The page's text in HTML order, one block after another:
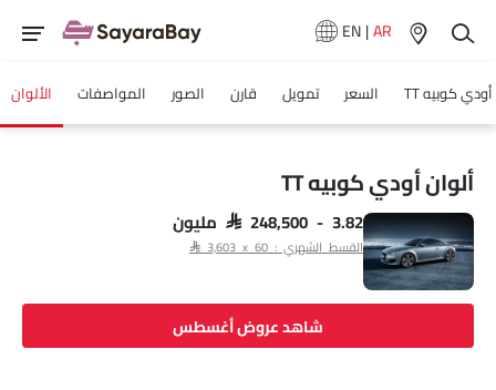
EN|AR
أودي كوبيه TT السعر تمويل قارن الصور المواصفات الألوان
ألوان أودي كوبيه TT
SAR 248,500 - 3.82 مليون
القسط الشهري : SAR 3,603 x 60
شاهد عروض أغسطس